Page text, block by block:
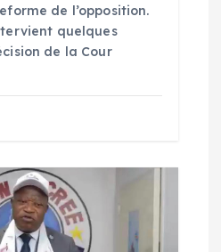
de l’opposition.
quelques
de la Cour